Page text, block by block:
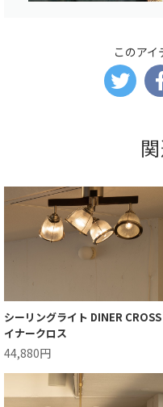
このアイ
シーリングライト DINER
イナークロス
44,880円